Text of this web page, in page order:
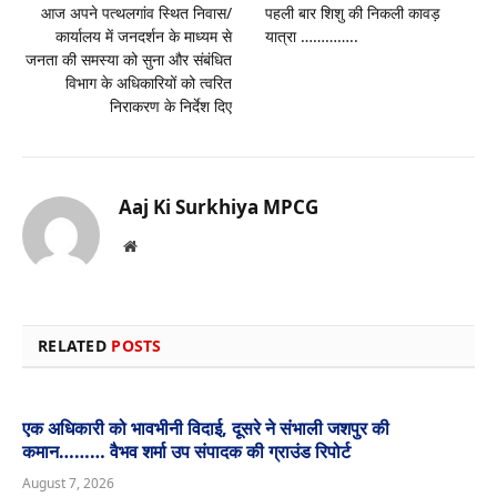
आज अपने पत्थलगांव स्थित निवास/
कार्यालय में जनदर्शन के माध्यम से
जनता की समस्या को सुना और संबंधित
विभाग के अधिकारियों को त्वरित
निराकरण के निर्देश दिए
पहली बार शिशु की निकली कावड़
यात्रा …………..
Aaj Ki Surkhiya MPCG
Website
RELATED POSTS
एक अधिकारी को भावभीनी विदाई, दूसरे ने संभाली जशपुर की
कमान……… वैभव शर्मा उप संपादक की ग्राउंड रिपोर्ट
August 7, 2026